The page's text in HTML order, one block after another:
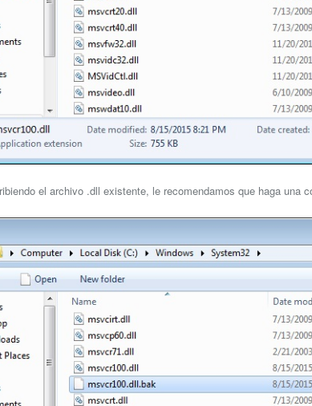
el archivo .dll existente, le recomendamos que haga una